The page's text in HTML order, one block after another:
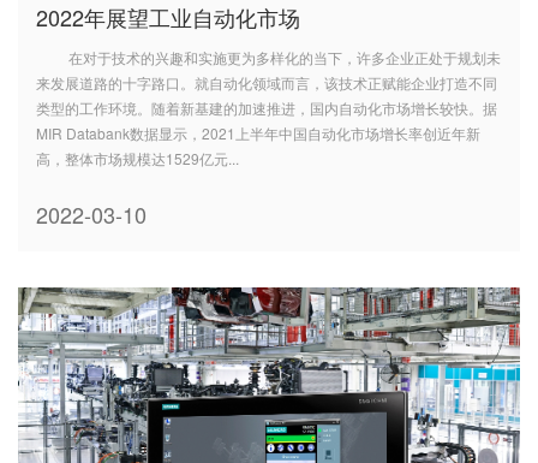
2022年展望工业自动化市场
在对于技术的兴趣和实施更为多样化的当下，许多企业正处于规划未
来发展道路的十字路口。就自动化领域而言，该技术正赋能企业打造不同
类型的工作环境。随着新基建的加速推进，国内自动化市场增长较快。据
MIR Databank数据显示，2021上半年中国自动化市场增长率创近年新
高，整体市场规模达1529亿元...
2022-03-10